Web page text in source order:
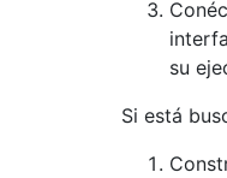
su
Si está